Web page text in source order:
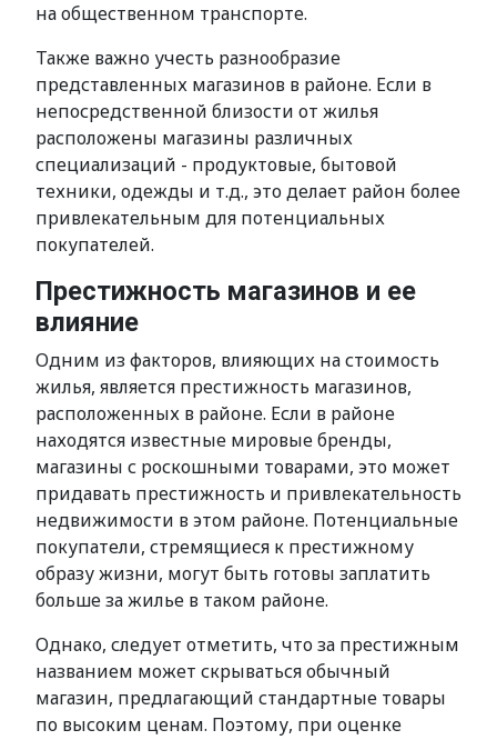
на общественном транспорте.
Также важно учесть разнообразие
представленных магазинов в районе. Если в
непосредственной близости от жилья
расположены магазины различных
специализаций - продуктовые, бытовой
техники, одежды и т.д., это делает район более
привлекательным для потенциальных
покупателей.
Престижность магазинов и ее
влияние
Одним из факторов, влияющих на стоимость
жилья, является престижность магазинов,
расположенных в районе. Если в районе
находятся известные мировые бренды,
магазины с роскошными товарами, это может
придавать престижность и привлекательность
недвижимости в этом районе. Потенциальные
покупатели, стремящиеся к престижному
образу жизни, могут быть готовы заплатить
больше за жилье в таком районе.
Однако, следует отметить, что за престижным
названием может скрываться обычный
магазин, предлагающий стандартные товары
по высоким ценам. Поэтому, при оценке